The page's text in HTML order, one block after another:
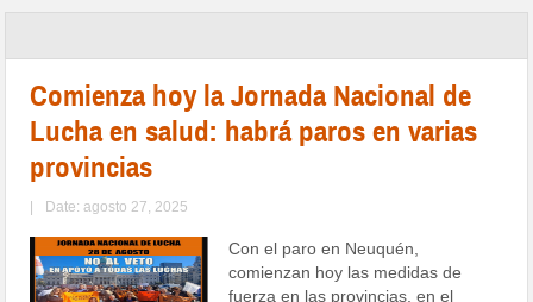
Comienza hoy la Jornada Nacional de
Lucha en salud: habrá paros en varias
provincias
| Date: agosto 27, 2025
Con el paro en Neuquén,
comienzan hoy las medidas de
fuerza en las provincias, en el